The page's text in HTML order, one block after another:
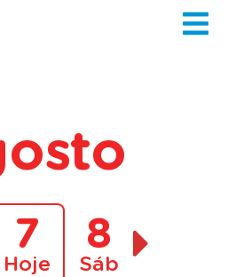
7
Hoje
8
Sáb